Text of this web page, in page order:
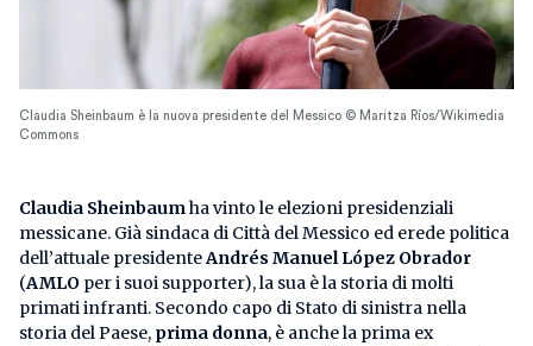
Claudia Sheinbaum è la nuova presidente del Messico © Maritza Ríos/Wikimedia
Commons
Claudia Sheinbaumha vinto le elezioni presidenziali
messicane. Già sindaca di Città del Messico ed erede politica
dell’attuale presidenteAndrés Manuel López Obrador
(AMLO per i suoi supporter), la sua è la storia di molti
primati infranti. Secondo capo di Stato di sinistra nella
storia del Paese, prima donna, è anche la prima ex